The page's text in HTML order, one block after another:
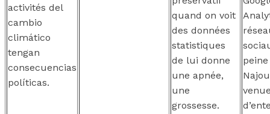
activités del
cambio
climático
tengan
consecuencias
políticas.
quand on voit
des données
statistiques
de lui donne
une apnée,
une
grossesse.